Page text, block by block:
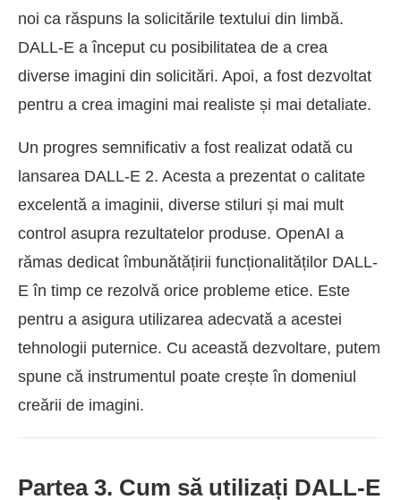
noi ca răspuns la solicitările textului din limbă.
DALL-E a început cu posibilitatea de a crea
diverse imagini din solicitări. Apoi, a fost dezvoltat
pentru a crea imagini mai realiste și mai detaliate.
Un progres semnificativ a fost realizat odată cu
lansarea DALL-E 2. Acesta a prezentat o calitate
excelentă a imaginii, diverse stiluri și mai mult
control asupra rezultatelor produse. OpenAI a
rămas dedicat îmbunătățirii funcționalităților DALL-
E în timp ce rezolvă orice probleme etice. Este
pentru a asigura utilizarea adecvată a acestei
tehnologii puternice. Cu această dezvoltare, putem
spune că instrumentul poate crește în domeniul
creării de imagini.
Partea 3. Cum să utilizați DALL-E